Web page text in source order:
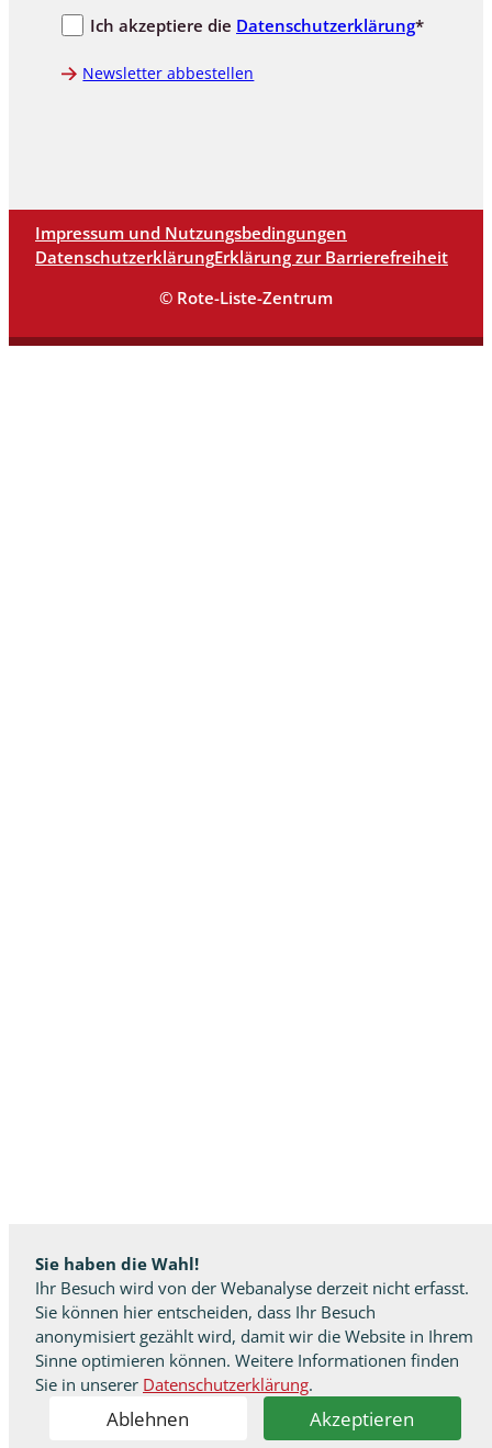
Sie haben die Wahl!
Ihr Besuch wird von der Webanalyse derzeit nicht erfasst.
Sie können hier entscheiden, dass Ihr Besuch
anonymisiert gezählt wird, damit wir die Website in Ihrem
Sinne optimieren können. Weitere Informationen finden
Sie in unserer Datenschutzerklärung.
Ablehnen Akzeptieren
Ich akzeptiere die Datenschutzerklärung*
Newsletter abbestellen
Impressum und Nutzungsbedingungen
DatenschutzerklärungErklärung zur Barrierefreiheit
© Rote-Liste-Zentrum